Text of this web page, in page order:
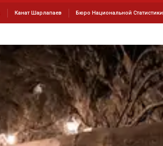
Канат Шарлапаев Бюро Национальной Статистики